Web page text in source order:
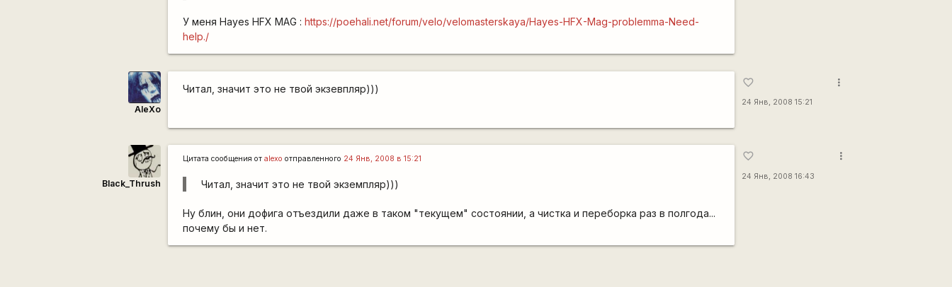
У меня Hayes HFX MAG :https://poehali.net/forum/velo/velomasterskaya/Hayes-HFX-Mag-problemma-Need-
help./
AleXo
Читал, значит это не твой экзевпляр)))
favorite_border
24 Янв, 2008 15:21
more_vert
Black_Thrush
Цитата сообщения отalexo отправленного 24 Янв, 2008 в 15:21
Читал, значит это не твой экземпляр)))
Ну блин, они дофига отъездили даже в таком "текущем" состоянии, а чистка и переборка раз в полгода...
почему бы и нет.
favorite_border
24 Янв, 2008 16:43
more_vert